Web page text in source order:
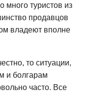
много туристов из
продавцов
владеют вполне
то ситуации,
и болгарам
часто. Все